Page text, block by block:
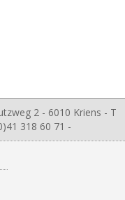
2 - 6010 Kriens - T
318 60 71 -